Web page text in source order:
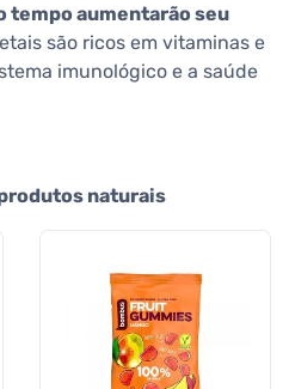
tempo aumentarão seu
são ricos em vitaminas e
imunológico e a saúde
naturais